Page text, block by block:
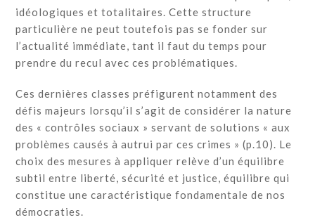
idéologiques et totalitaires. Cette structure
particulière ne peut toutefois pas se fonder sur
l’actualité immédiate, tant il faut du temps pour
prendre du recul avec ces problématiques.
Ces dernières classes préfigurent notamment des
défis majeurs lorsqu’il s’agit de considérer la nature
des « contrôles sociaux » servant de solutions « aux
problèmes causés à autrui par ces crimes » (p.10). Le
choix des mesures à appliquer relève d’un équilibre
subtil entre liberté, sécurité et justice, équilibre qui
constitue une caractéristique fondamentale de nos
démocraties.